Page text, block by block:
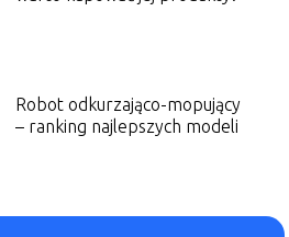
Robot odkurzająco-mopujący
– ranking najlepszych modeli